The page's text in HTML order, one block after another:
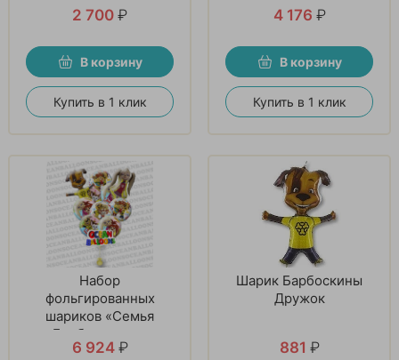
2 700 ₽
В корзину
Купить в 1 клик
4 176 ₽
В корзину
Купить в 1 клик
Набор
фольгированных
шариков «Семья
Барбоскиных»
6 924 ₽
Шарик Барбоскины
Дружок
881 ₽